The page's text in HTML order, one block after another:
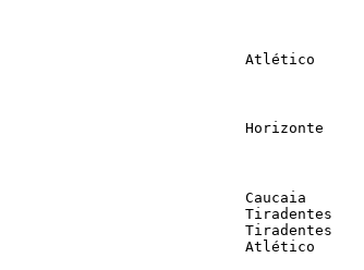
Oliveira
Do Tigre
Do Tigre